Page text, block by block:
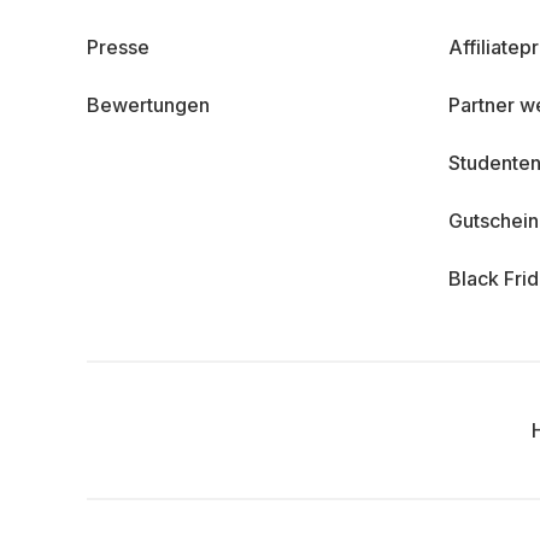
Presse
Bewertungen Partner
Black